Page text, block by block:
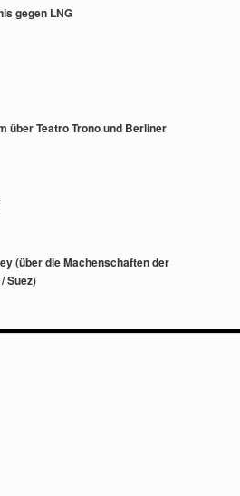
gegen LNG
über Teatro Trono und Berliner
(über die Machenschaften der
Suez)